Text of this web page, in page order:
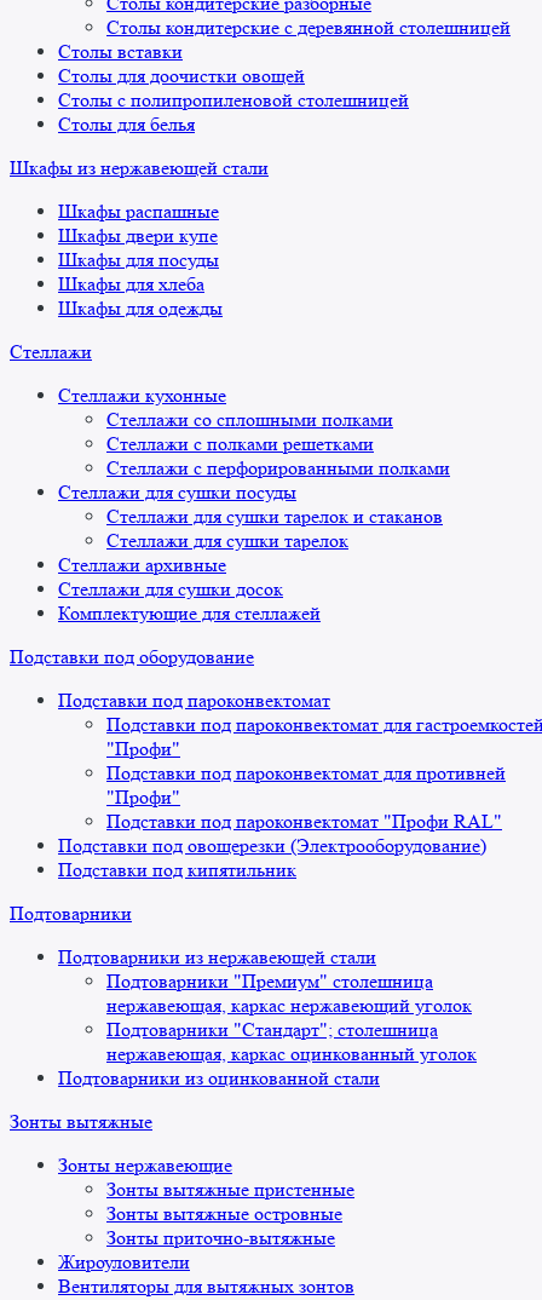
Столы кондитерские с деревянной столешницей
Столы вставки
Столы для доочистки овощей
Столы с полипропиленовой столешницей
Столы для белья
Шкафы из нержавеющей стали
Шкафы распашные
Шкафы двери купе
Шкафы для посуды
Шкафы для хлеба
Шкафы для одежды
Стеллажи
Стеллажи кухонные
Стеллажи со сплошными полками
Стеллажи с полками решетками
Стеллажи с перфорированными полками
Стеллажи для сушки посуды
Стеллажи для сушки тарелок и стаканов
Стеллажи для сушки тарелок
Стеллажи архивные
Стеллажи для сушки досок
Комплектующие для стеллажей
Подставки под оборудование
Подставки под пароконвектомат
Подставки под пароконвектомат для
"Профи"
Подставки под пароконвектомат для противней
"Профи"
Подставки под пароконвектомат "Профи RAL"
Подставки под овощерезки (Электрооборудование)
Подставки под кипятильник
Подтоварники
Подтоварники из нержавеющей стали
Подтоварники "Премиум" столешница
нержавеющая, каркас нержавеющий уголок
Подтоварники "Стандарт"; столешница
нержавеющая, каркас оцинкованный уголок
Подтоварники из оцинкованной стали
Зонты вытяжные
Зонты нержавеющие
Зонты вытяжные пристенные
Зонты вытяжные островные
Зонты приточно-вытяжные
Жироуловители
Вентиляторы для вытяжных зонтов